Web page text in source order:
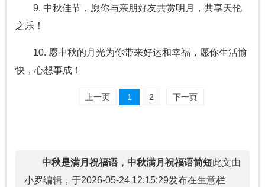
9. 中秋佳节，愿你与亲朋好友共赏明月，共享天伦
之乐！
10. 愿中秋的月光为你带来好运和幸福，愿你生活愉
快，心想事成！
上一页 1 2 下一页
中秋是满月祝福语，中秋满月祝福语简短此文由
小罗编辑，于2026-05-24 12:15:29发布在生意栏